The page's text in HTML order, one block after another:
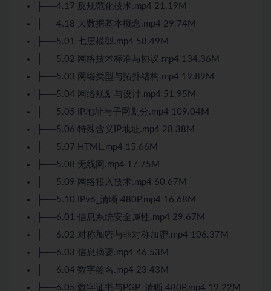
├──4.17 反规范化技术.mp4 21.19M
├──4.18 大数据基本概念.mp4 29.74M
├──5.01 七层模型.mp4 58.49M
├──5.02 网络技术标准与协议.mp4 134.36M
├──5.03 网络类型与拓扑结构.mp4 19.89M
├──5.04 网络规划与设计.mp4 51.95M
├──5.05 IP地址与子网划分.mp4 109.04M
├──5.06 特殊含义IP地址.mp4 28.38M
├──5.07 HTML.mp4 15.66M
├──5.08 无线网.mp4 17.75M
├──5.09 网络接入技术.mp4 60.67M
├──5.10 IPv6_清晰 480P.mp4 16.68M
├──6.01 信息系统安全属性.mp4 29.67M
├──6.02 对称加密与非对称加密.mp4 106.37M
├──6.03 信息摘要.mp4 46.53M
├──6.04 数字签名.mp4 23.43M
├──6.05 数字证书与PGP_清晰 480P.mp4 19.22M